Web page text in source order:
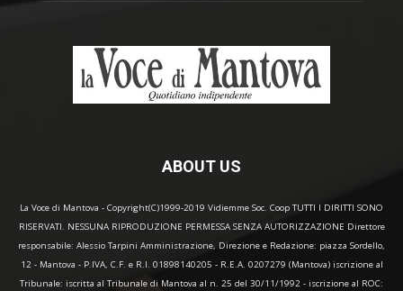
ABOUT US
La Voce di Mantova - Copyright(C)1999-2019 Vidiemme Soc. Coop TUTTI I DIRITTI SONO
RISERVATI. NESSUNA RIPRODUZIONE PERMESSA SENZA AUTORIZZAZIONE Direttore
responsabile: Alessio Tarpini Amministrazione, Direzione e Redazione: piazza Sordello,
12 - Mantova - P.IVA, C.F. e R.I. 01898140205 - R.E.A. 0207279 (Mantova) iscrizione al
Tribunale: iscritta al Tribunale di Mantova al n. 25 del 30/11/1992 - iscrizione al ROC: